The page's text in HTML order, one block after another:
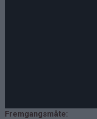
Fremgangsmåte: